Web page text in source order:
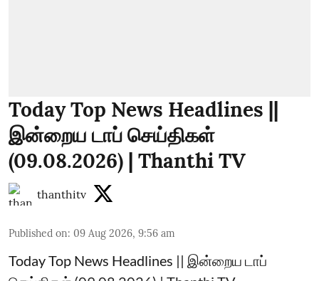
Today Top News Headlines ||
இன்றைய டாப் செய்திகள்
(09.08.2026) | Thanthi TV
thanthitv
Published on: 09 Aug 2026, 9:56 am
Today Top News Headlines || இன்றைய டாப்